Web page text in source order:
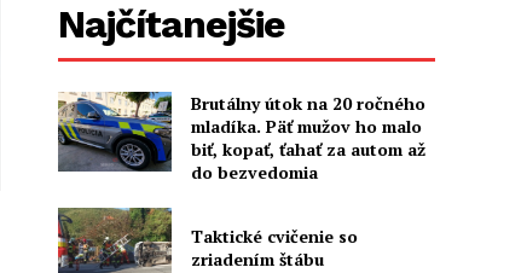
Najčítanejšie
Brutálny útok na 20 ročného
mladíka. Päť mužov ho malo
biť, kopať, ťahať za autom až
do bezvedomia
Taktické cvičenie so
zriadením štábu